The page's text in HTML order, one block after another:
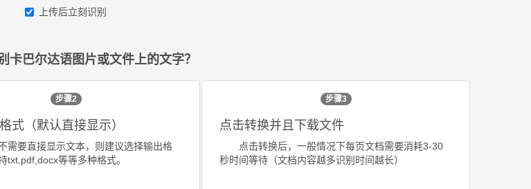
上传后立刻识别
卡巴尔达语图片或文件上的文字？
步骤2
式（默认直接显示）
需要直接显示文本，则建议选择输出格
txt,pdf,docx等等多种格式。
步骤3
点击转换并且下载文件
点击转换后，一般情况下每页文档需要消耗3-30
秒时间等待（文档内容越多识别时间越长）